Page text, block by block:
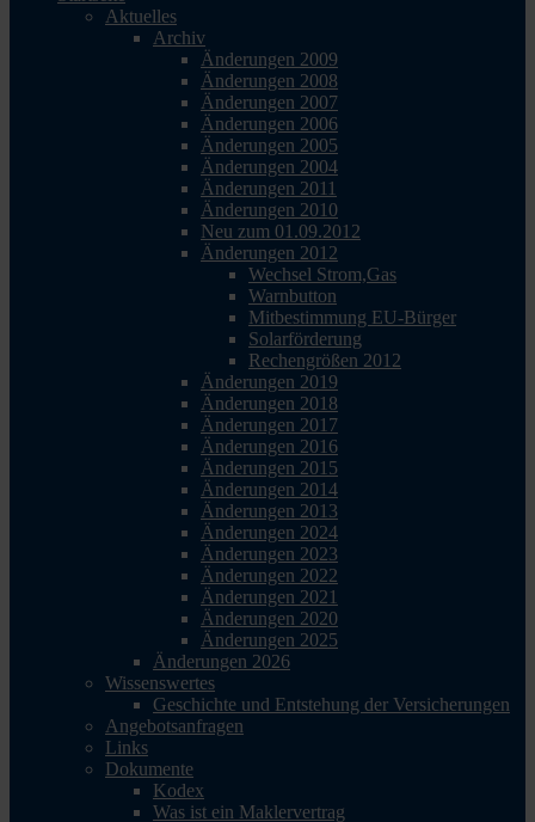
Aktuelles
Archiv
Änderungen 2009
Änderungen 2008
Änderungen 2007
Änderungen 2006
Änderungen 2005
Änderungen 2004
Änderungen 2011
Änderungen 2010
Neu zum 01.09.2012
Änderungen 2012
Wechsel Strom,Gas
Warnbutton
Mitbestimmung EU-Bürger
Solarförderung
Rechengrößen 2012
Änderungen 2019
Änderungen 2018
Änderungen 2017
Änderungen 2016
Änderungen 2015
Änderungen 2014
Änderungen 2013
Änderungen 2024
Änderungen 2023
Änderungen 2022
Änderungen 2021
Änderungen 2020
Änderungen 2025
Änderungen 2026
Wissenswertes
Geschichte und Entstehung der Versicherungen
Angebotsanfragen
Links
Dokumente
Kodex
Was ist ein Maklervertrag